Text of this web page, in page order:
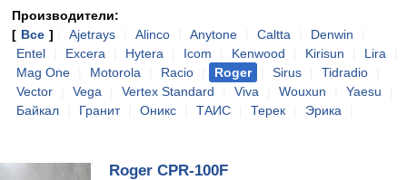
Производители:
[ Все ] Ajetrays Alinco Anytone Caltta Denwin
Entel
Excera Hytera Icom Kenwood Kirisun Lira
Mag One
Motorola Racio Roger Sirus Tidradio
Vector
Vega Vertex Standard Viva Wouxun Yaesu
Байкал
Гранит Оникс ТАИС Терек Эрика
Roger CPR-100F